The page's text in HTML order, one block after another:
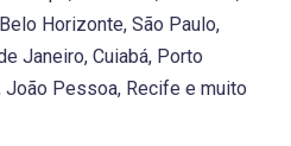
Horizonte, São Paulo,
Janeiro, Cuiabá, Porto
João Pessoa, Recife e muito